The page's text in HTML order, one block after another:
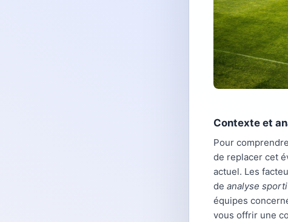
Contexte et
Pour
de replacer cet
actuel. Les
de analyse
équipes
vous offrir une